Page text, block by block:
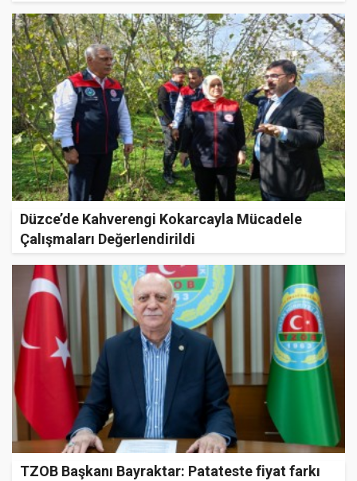
Düzce’de Kahverengi Kokarcayla Mücadele
Çalışmaları Değerlendirildi
TZOB Başkanı Bayraktar: Patateste fiyat farkı